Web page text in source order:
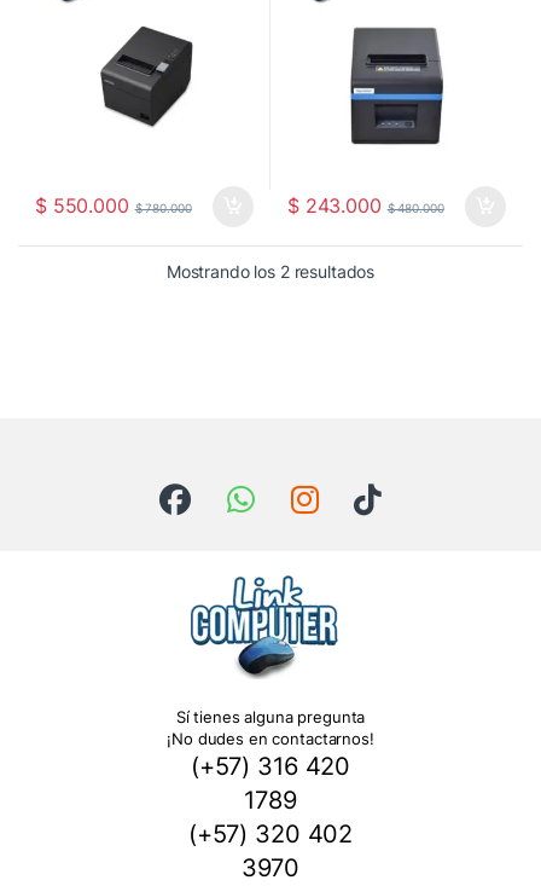
$550.000 $780.000 $243.000 $480.000
Mostrando los 2 resultadosOrdenado por los
Sí tienes alguna pregunta
¡No dudes en contactarnos!
(+57) 316 420
1789
(+57) 320 402
3970